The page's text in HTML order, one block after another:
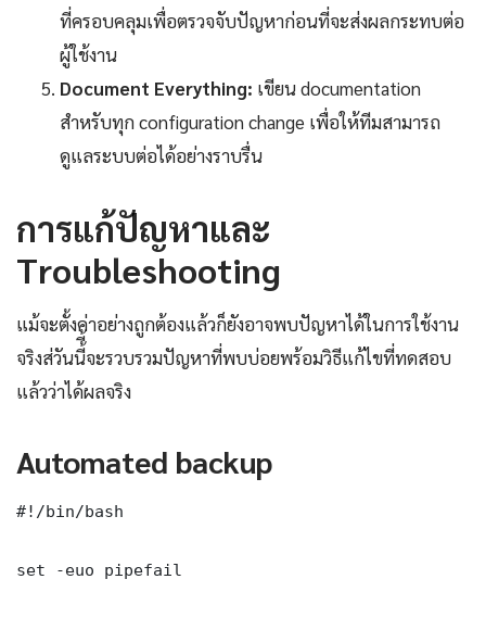
ที่ครอบคลุมเพื่อตรวจจับปัญหาก่อนที่จะส่งผลกระทบต่อ
ผู้ใช้งาน
Document Everything: เขียน documentation
สำหรับทุก configuration change เพื่อให้ทีมสามารถ
ดูแลระบบต่อได้อย่างราบรื่น
การแก้ปัญหาและ
Troubleshooting
แม้จะตั้งค่าอย่างถูกต้องแล้วก็ยังอาจพบปัญหาได้ในการใช้งาน
จริงส่วันนี้ี้จะรวบรวมปัญหาที่พบบ่อยพร้อมวิธีแก้ไขที่ทดสอบ
แล้วว่าได้ผลจริง
Automated backup
#!/bin/bash
set -euo pipefail